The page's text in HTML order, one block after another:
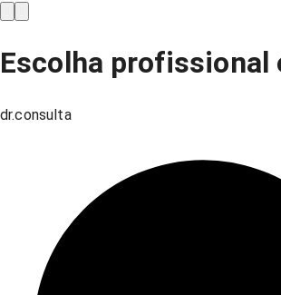
Escolha profissional
dr.consulta